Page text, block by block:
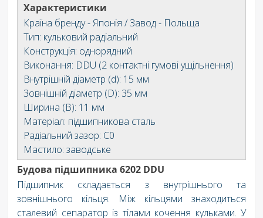
Характеристики
Країна бренду - Японія / Завод - Польща
Тип: кульковий радіальний
Конструкція: однорядний
Виконання: DDU (2 контактні гумові ущільнення)
Внутрішній діаметр (d): 15 мм
Зовнішній діаметр (D): 35 мм
Ширина (B): 11 мм
Матеріал: підшипникова сталь
Радіальний зазор: C0
Мастило: заводське
Будова підшипника 6202 DDU
Підшипник складається з внутрішнього та
зовнішнього кільця. Між кільцями знаходиться
сталевий сепаратор із тілами кочення кульками. У